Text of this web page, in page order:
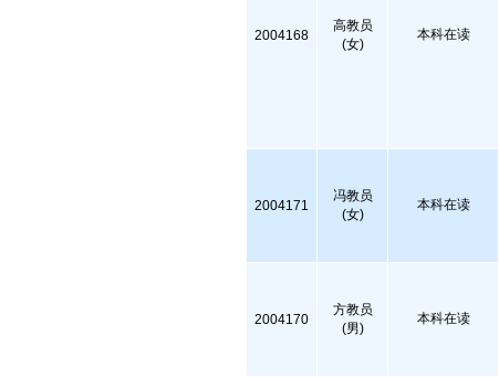
2004168
高教员
(女)
本科在读
2004171
冯教员
(女)
本科在读
2004170
方教员
(男)
本科在读